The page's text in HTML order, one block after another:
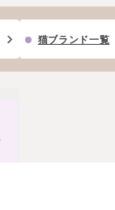
猫ブランド一覧